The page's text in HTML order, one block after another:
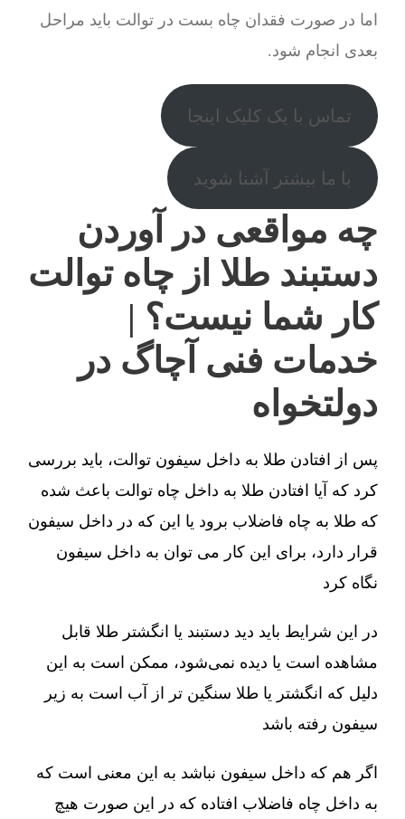
اما در صورت فقدان چاه بست در توالت باید مراحل
بعدی انجام شود.
تماس با یک کلیک اینجا
با ما بیشتر آشنا شوید
چه مواقعی در آوردن
دستبند طلا از چاه توالت
کار شما نیست؟ |
خدمات فنی آچاگ در
دولتخواه
پس از افتادن طلا به داخل سیفون توالت، باید بررسی
کرد که آیا افتادن طلا به داخل چاه توالت باعث شده
که طلا به چاه فاضلاب برود یا این که در داخل سیفون
قرار دارد، برای این کار می توان به داخل سیفون
نگاه کرد
در این شرایط باید دید دستبند یا انگشتر طلا قابل
مشاهده است یا دیده نمی‌شود، ممکن است به این
دلیل که انگشتر یا طلا سنگین تر از آب است به زیر
سیفون رفته باشد
اگر هم که داخل سیفون نباشد به این معنی است که
به داخل چاه فاضلاب افتاده که در این صورت هیچ